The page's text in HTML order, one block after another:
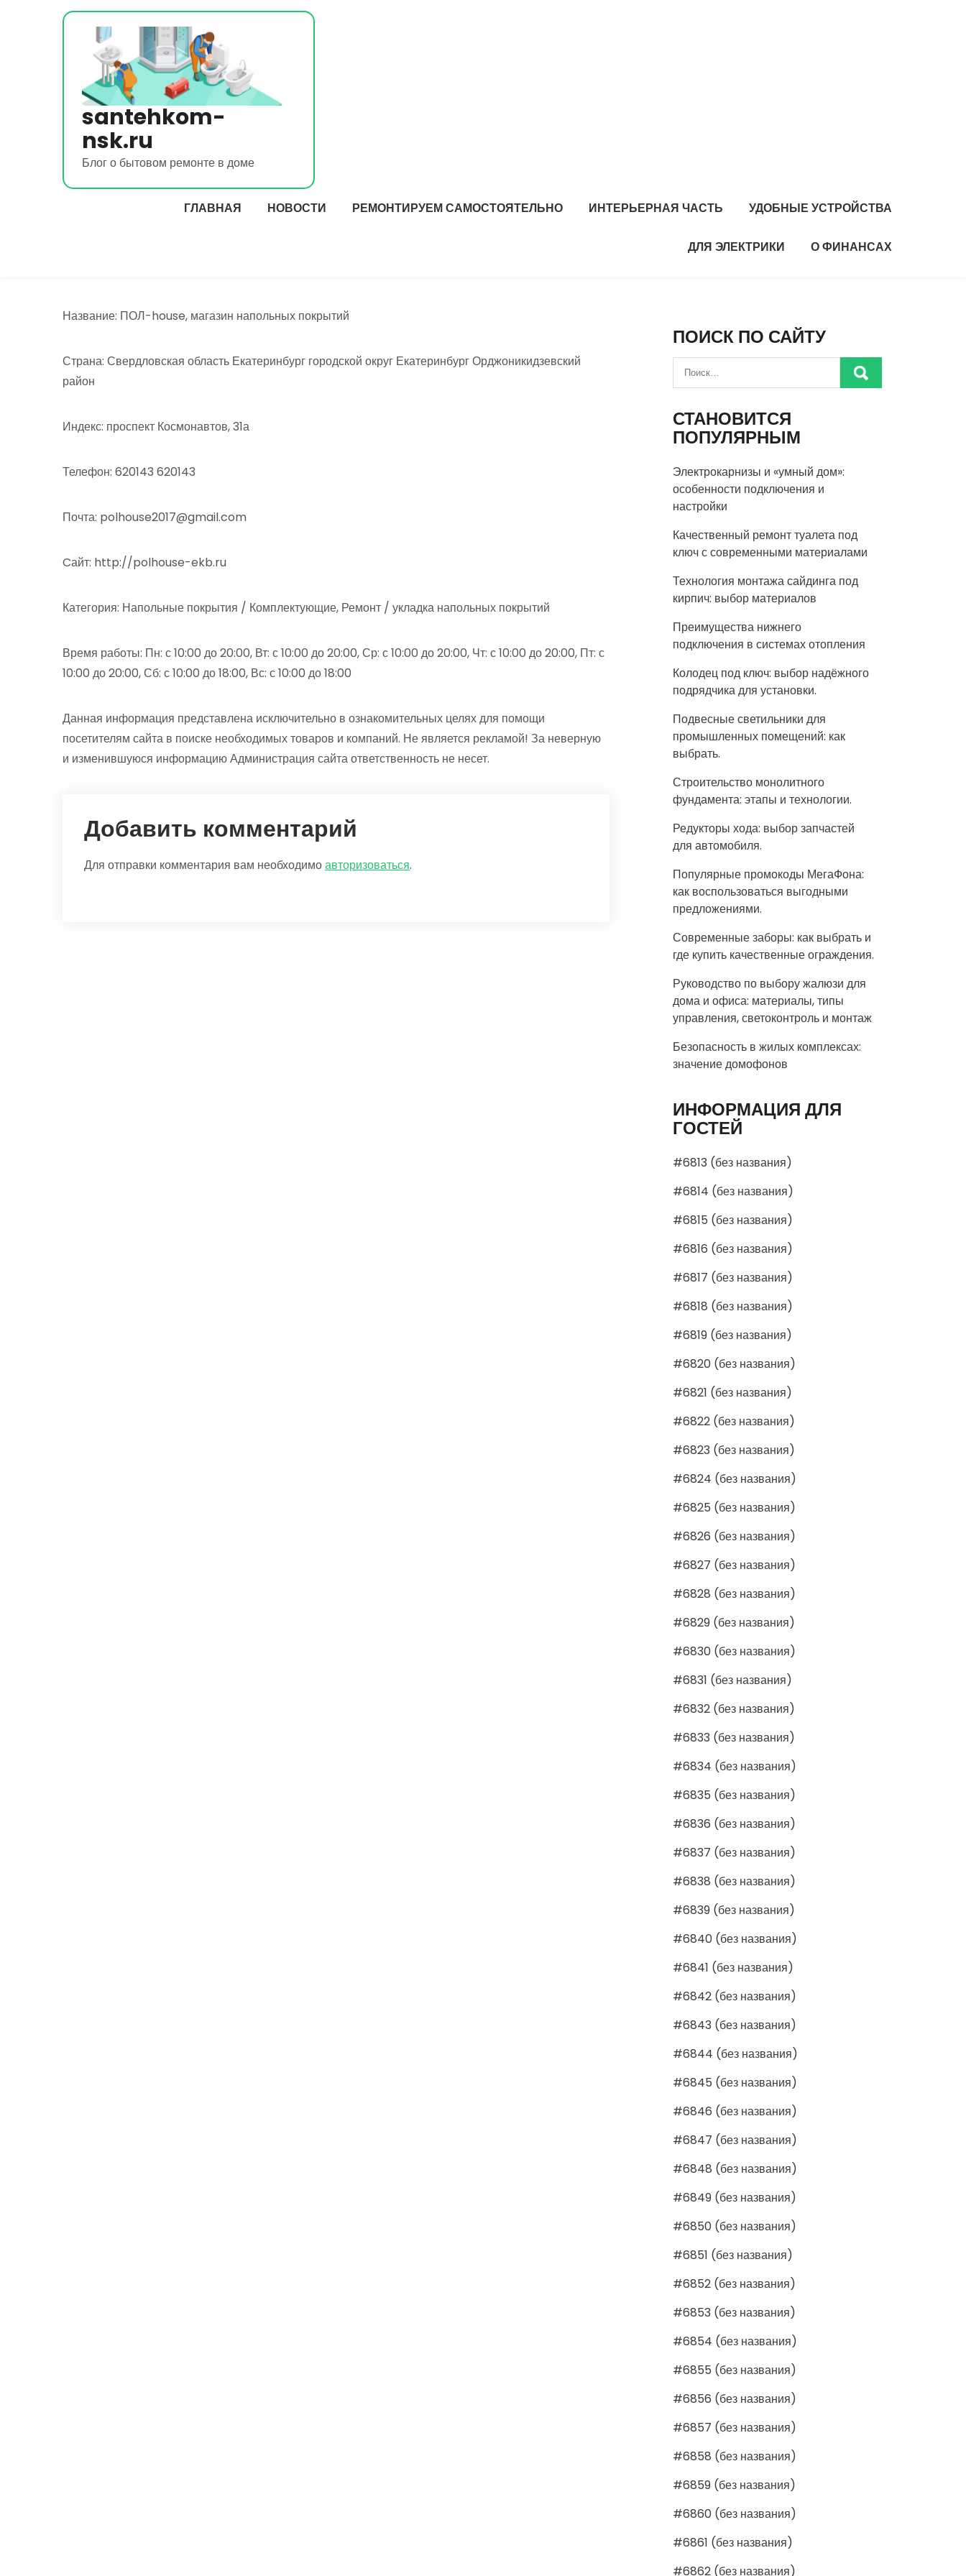
santehkom-
nsk.ru
Блог о бытовом ремонте в доме
ГЛАВНАЯ НОВОСТИ РЕМОНТИРУЕМ САМОСТОЯТЕЛЬНО ИНТЕРЬЕРНАЯ ЧАСТЬ УДОБНЫЕ УСТРОЙСТВА
ДЛЯ ЭЛЕКТРИКИ О ФИНАНСАХ
Название: ПОЛ-house, магазин напольных покрытий
Страна: Свердловская область Екатеринбург городской округ Екатеринбург Орджоникидзевский
район
Индекс: проспект Космонавтов, 31а
Телефон: 620143 620143
Почта: polhouse2017@gmail.com
Cайт: http://polhouse-ekb.ru
Категория: Напольные покрытия / Комплектующие, Ремонт / укладка напольных покрытий
Время работы: Пн: с 10:00 до 20:00, Вт: с 10:00 до 20:00, Ср: с 10:00 до 20:00, Чт: с 10:00 до 20:00, Пт: с
10:00 до 20:00, Сб: с 10:00 до 18:00, Вс: с 10:00 до 18:00
Данная информация представлена исключительно в ознакомительных целях для помощи
посетителям сайта в поиске необходимых товаров и компаний. Не является рекламой! За неверную
и изменившуюся информацию Администрация сайта ответственность не несет.
Добавить комментарий
Для отправки комментария вам необходимоавторизоваться.
ПОИСК ПО САЙТУ
СТАНОВИТСЯ
ПОПУЛЯРНЫМ
Электрокарнизы и «умный дом»:
особенности подключения и
настройки
Качественный ремонт туалета под
ключ с современными материалами
Технология монтажа сайдинга под
кирпич: выбор материалов
Преимущества нижнего
подключения в системах отопления
Колодец под ключ: выбор надёжного
подрядчика для установки.
Подвесные светильники для
промышленных помещений: как
выбрать.
Строительство монолитного
фундамента: этапы и технологии.
Редукторы хода: выбор запчастей
для автомобиля.
Популярные промокоды МегаФона:
как воспользоваться выгодными
предложениями.
Современные заборы: как выбрать и
где купить качественные ограждения.
Руководство по выбору жалюзи для
дома и офиса: материалы, типы
управления, светоконтроль и монтаж
Безопасность в жилых комплексах:
значение домофонов
ИНФОРМАЦИЯ ДЛЯ
ГОСТЕЙ
#6813 (без названия)
#6814 (без названия)
#6815 (без названия)
#6816 (без названия)
#6817 (без названия)
#6818 (без названия)
#6819 (без названия)
#6820 (без названия)
#6821 (без названия)
#6822 (без названия)
#6823 (без названия)
#6824 (без названия)
#6825 (без названия)
#6826 (без названия)
#6827 (без названия)
#6828 (без названия)
#6829 (без названия)
#6830 (без названия)
#6831 (без названия)
#6832 (без названия)
#6833 (без названия)
#6834 (без названия)
#6835 (без названия)
#6836 (без названия)
#6837 (без названия)
#6838 (без названия)
#6839 (без названия)
#6840 (без названия)
#6841 (без названия)
#6842 (без названия)
#6843 (без названия)
#6844 (без названия)
#6845 (без названия)
#6846 (без названия)
#6847 (без названия)
#6848 (без названия)
#6849 (без названия)
#6850 (без названия)
#6851 (без названия)
#6852 (без названия)
#6853 (без названия)
#6854 (без названия)
#6855 (без названия)
#6856 (без названия)
#6857 (без названия)
#6858 (без названия)
#6859 (без названия)
#6860 (без названия)
#6861 (без названия)
#6862 (без названия)